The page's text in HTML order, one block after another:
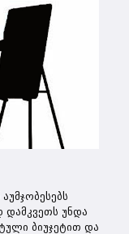
უნდა
ბიუჯეტით და